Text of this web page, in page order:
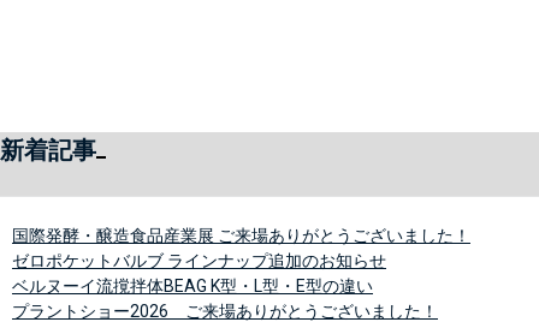
新着記事
国際発酵・醸造食品産業展 ご来場ありがとうございました！
ゼロポケットバルブ ラインナップ追加のお知らせ
ベルヌーイ流撹拌体BEAG K型・L型・E型の違い
プラントショー2026 ご来場ありがとうございました！